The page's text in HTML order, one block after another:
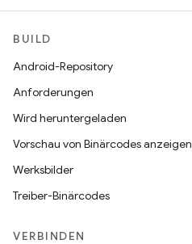
BUILD
Android-Repository
Anforderungen
Wird heruntergeladen
Vorschau von Binärcodes anzeigen
Werksbilder
Treiber-Binärcodes
VERBINDEN